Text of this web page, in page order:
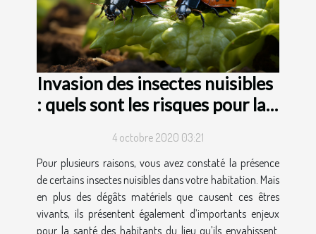
Invasion des insectes nuisibles
: quels sont les risques pour la
4 octobre 2020 03:21
Pour plusieurs raisons, vous avez constaté la présence
de certains insectes nuisibles dans votre habitation. Mais
en plus des dégâts matériels que causent ces êtres
vivants, ils présentent également d’importants enjeux
pour la santé des habitants du lieu qu’ils envahissent.